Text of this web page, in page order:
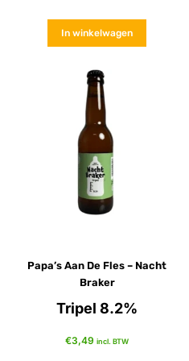
In winkelwagen
Papa’s Aan De Fles – Nacht
Braker
Tripel 8.2%
€3,49 incl. BTW